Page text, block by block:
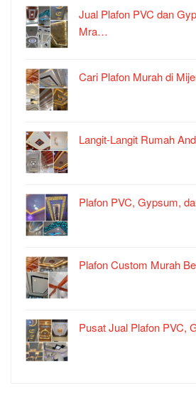
Jual Plafon PVC dan
Mra…
Cari Plafon Murah di
Langit-Langit Rumah
Plafon PVC, Gypsum,
Plafon Custom Murah
Pusat Jual Plafon PVC,